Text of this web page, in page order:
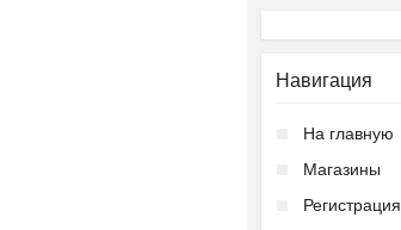
Навигация
На главную
Магазины
Регистрация